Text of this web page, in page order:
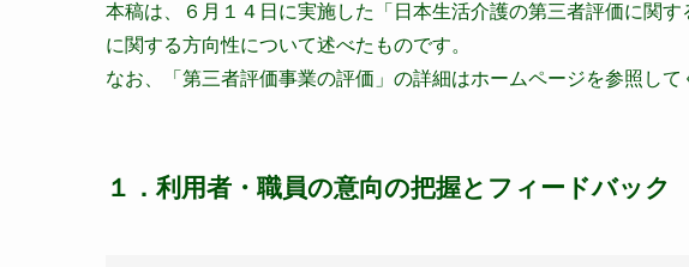
本稿は、６月１４日に実施した「日本生活介護の第三者評価に関
に関する方向性について述べたものです。
なお、「第三者評価事業の評価」の詳細はホームページを参照して
１．利用者・職員の意向の把握とフィードバック